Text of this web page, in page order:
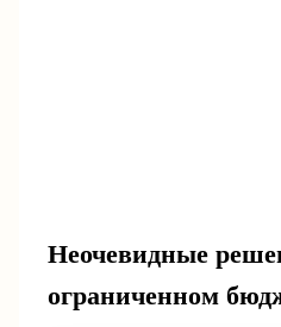
Неочевидные
ограниченном